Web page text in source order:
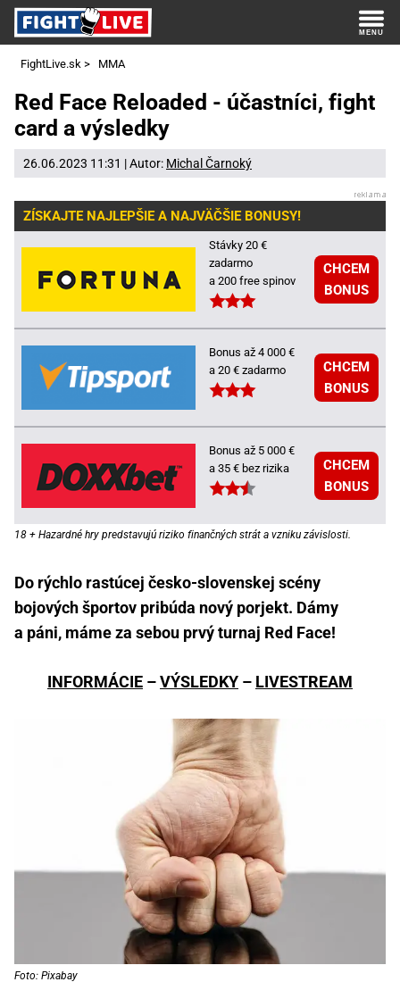
FightLive.sk > MMA
Red Face Reloaded - účastníci, fight
card a výsledky
26.06.2023 11:31 | Autor: Michal Čarnoký
ZÍSKAJTE NAJLEPŠIE A NAJVÄČŠIE BONUSY!
Stávky 20 €
zadarmo
a 200 free spinov
CHCEM
BONUS
Bonus až 4 000 €
a 20 € zadarmo
CHCEM
BONUS
Bonus až 5 000 €
a 35 € bez rizika
CHCEM
BONUS
18 + Hazardné hry predstavujú riziko finančných strát a vzniku závislosti.
Do rýchlo rastúcej česko-slovenskej scény
bojových športov pribúda nový porjekt. Dámy
a páni, máme za sebou prvý turnaj Red Face!
INFORMÁCIE –VÝSLEDKY – LIVESTREAM
Foto: Pixabay